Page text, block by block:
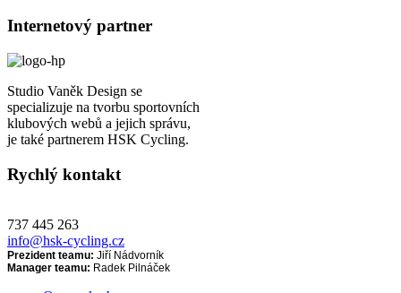
Internetový partner
Studio Vaněk Design se
specializuje na tvorbu sportovních
klubových webů a jejich správu,
je také partnerem HSK Cycling.
Rychlý kontakt
737 445 263
info@hsk-cycling.cz
Prezident teamu: Jiří Nádvorník
Manager teamu: Radek Pilnáček